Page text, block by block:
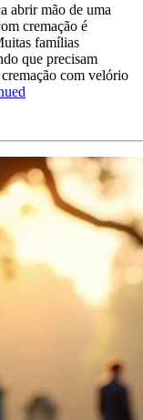
abrir mão de uma
cremação é
famílias
que precisam
com velório